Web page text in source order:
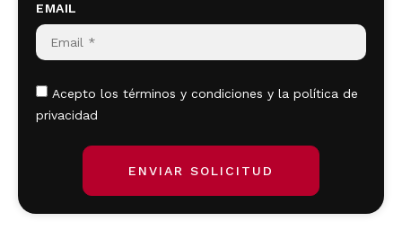
EMAIL
Acepto los términos y condiciones y la política de
privacidad
ENVIAR SOLICITUD